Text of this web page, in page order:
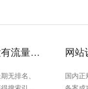
流量没
无排名、
网站
国内正